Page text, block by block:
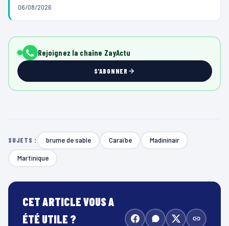
06/08/2026
Rejoignez la chaîne ZayActu
S'ABONNER
SUJETS : brume de sable Caraïbe Madininair
Martinique
CET ARTICLE VOUS A
ÉTÉ UTILE ?